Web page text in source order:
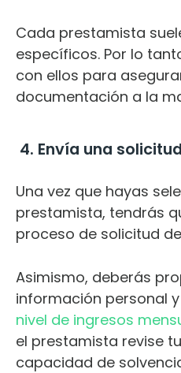
Cada prestamista
específicos. Por lo
con ellos para
documentación a la
4. Envía una
Una vez que hayas
prestamista, tendrás
proceso de solicitud
Asimismo, deberás
información personal
nivel de ingresos
el prestamista revise
capacidad de